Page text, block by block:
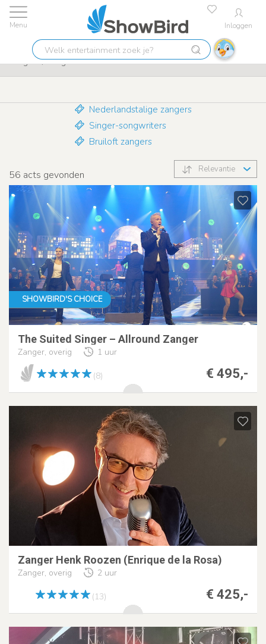
Inloggen
Welk
entertainment
zoek
Laagste prijs garantie 9.7
Zangers / Zangeressen
Nederlandstalige zangers
Singer-songwriters
Bruiloft zangers
56 acts gevonden Relevantie
SHOWBIRD'S CHOICE
The Suited Singer – Allround Zanger
Zanger, overig 1 uur
€ 495,-
(8)
Zanger Henk Roozen (Enrique de la Rosa)
Zanger, overig 2 uur
€ 425,-
(13)